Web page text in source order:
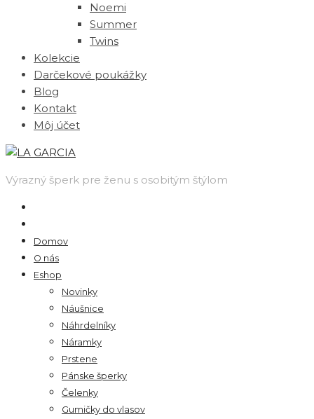
Noemi
Summer
Twins
Kolekcie
Darčekové poukážky
Blog
Kontakt
Môj účet
Výrazný šperk pre ženu s osobitým štýlom
Domov
O nás
Eshop
Novinky
Náušnice
Náhrdelníky
Náramky
Prstene
Pánske šperky
Čelenky
Gumičky do vlasov